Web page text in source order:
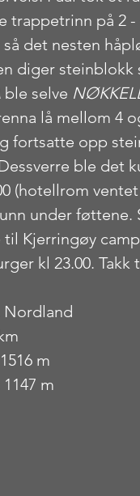
trappetrinn på 2
så det nesten
diger steinblokk
ble selve
lå mellom 4
fortsatte opp
ble det
(hotellrom
under føttene.
Kjerringøy
kl 23.00.
Nordland
m
m